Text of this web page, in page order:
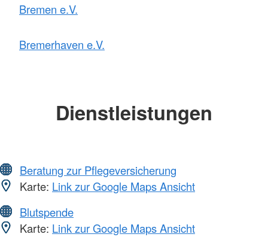
Bremen e.V.
Bremerhaven e.V.
Dienstleistungen
Beratung zur Pflegeversicherung
Karte: Link zur Google Maps Ansicht
Blutspende
Karte: Link zur Google Maps Ansicht